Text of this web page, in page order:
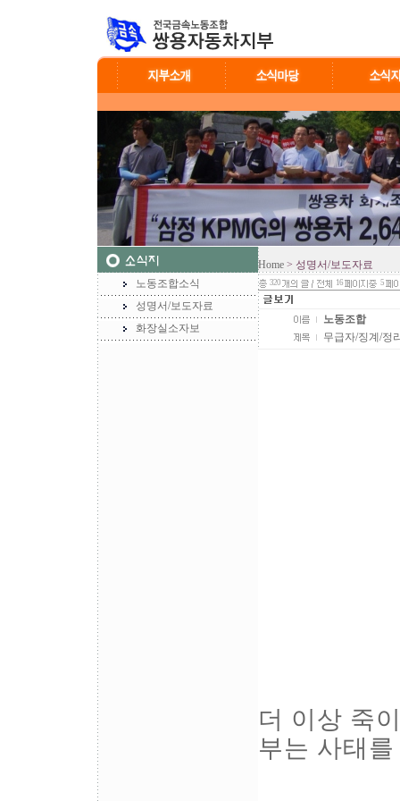
노동조합소식
성명서/보도자료
화장실소자보
Home > 성명서/보도자료
320 16 5
노동조합
무급자/징계/정
더 이상 죽
부는 사태